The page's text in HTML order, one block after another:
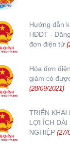
Hướng dẫn
HĐĐT -
đơn điện tử
Hóa đơn
giảm có
(28/09/2021)
TRIỂN
LỢI ÍCH DÀI
NGHIỆP (27/